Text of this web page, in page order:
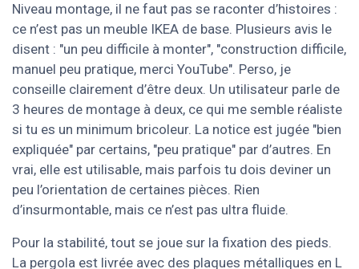
Niveau montage, il ne faut pas se raconter d’histoires :
ce n’est pas un meuble IKEA de base. Plusieurs avis le
disent : "un peu difficile à monter", "construction difficile,
manuel peu pratique, merci YouTube". Perso, je
conseille clairement d’être deux. Un utilisateur parle de
3 heures de montage à deux, ce qui me semble réaliste
si tu es un minimum bricoleur. La notice est jugée "bien
expliquée" par certains, "peu pratique" par d’autres. En
vrai, elle est utilisable, mais parfois tu dois deviner un
peu l’orientation de certaines pièces. Rien
d’insurmontable, mais ce n’est pas ultra fluide.
Pour la stabilité, tout se joue sur la fixation des pieds.
La pergola est livrée avec des plaques métalliques en L